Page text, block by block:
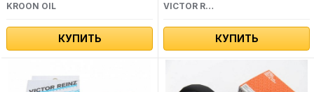
KROON OIL
КУПИТЬ
VICTOR REINZ
КУПИТЬ